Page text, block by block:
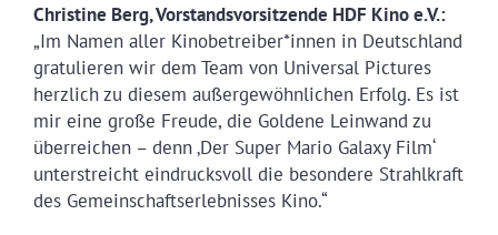
Christine Berg, Vorstandsvorsitzende HDF Kino e.V.:
„Im Namen aller Kinobetreiber*innen in Deutschland
gratulieren wir dem Team von Universal Pictures
herzlich zu diesem außergewöhnlichen Erfolg. Es ist
mir eine große Freude, die Goldene Leinwand zu
überreichen – denn ‚Der Super Mario Galaxy Film‘
unterstreicht eindrucksvoll die besondere Strahlkraft
des Gemeinschaftserlebnisses Kino.“